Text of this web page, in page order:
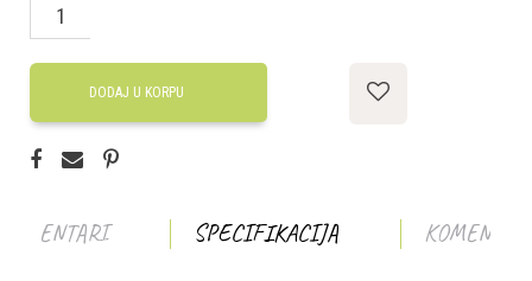
DODAJ U KORPU
SPECIFIKACIJA